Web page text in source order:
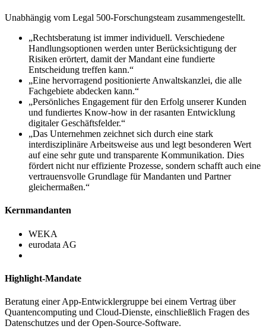
Unabhängig vom Legal 500-Forschungsteam zusammengestellt.
„Rechtsberatung ist immer individuell. Verschiedene
Handlungsoptionen werden unter Berücksichtigung der
Risiken erörtert, damit der Mandant eine fundierte
Entscheidung treffen kann.“
„Eine hervorragend positionierte Anwaltskanzlei, die alle
Fachgebiete abdecken kann.“
„Persönliches Engagement für den Erfolg unserer Kunden
und fundiertes Know-how in der rasanten Entwicklung
digitaler Geschäftsfelder.“
„Das Unternehmen zeichnet sich durch eine stark
interdisziplinäre Arbeitsweise aus und legt besonderen Wert
auf eine sehr gute und transparente Kommunikation. Dies
fördert nicht nur effiziente Prozesse, sondern schafft auch eine
vertrauensvolle Grundlage für Mandanten und Partner
gleichermaßen.“
Kernmandanten
WEKA
eurodata AG
Highlight-Mandate
Beratung einer App-Entwicklergruppe bei einem Vertrag über
Quantencomputing und Cloud-Dienste, einschließlich Fragen des
Datenschutzes und der Open-Source-Software.